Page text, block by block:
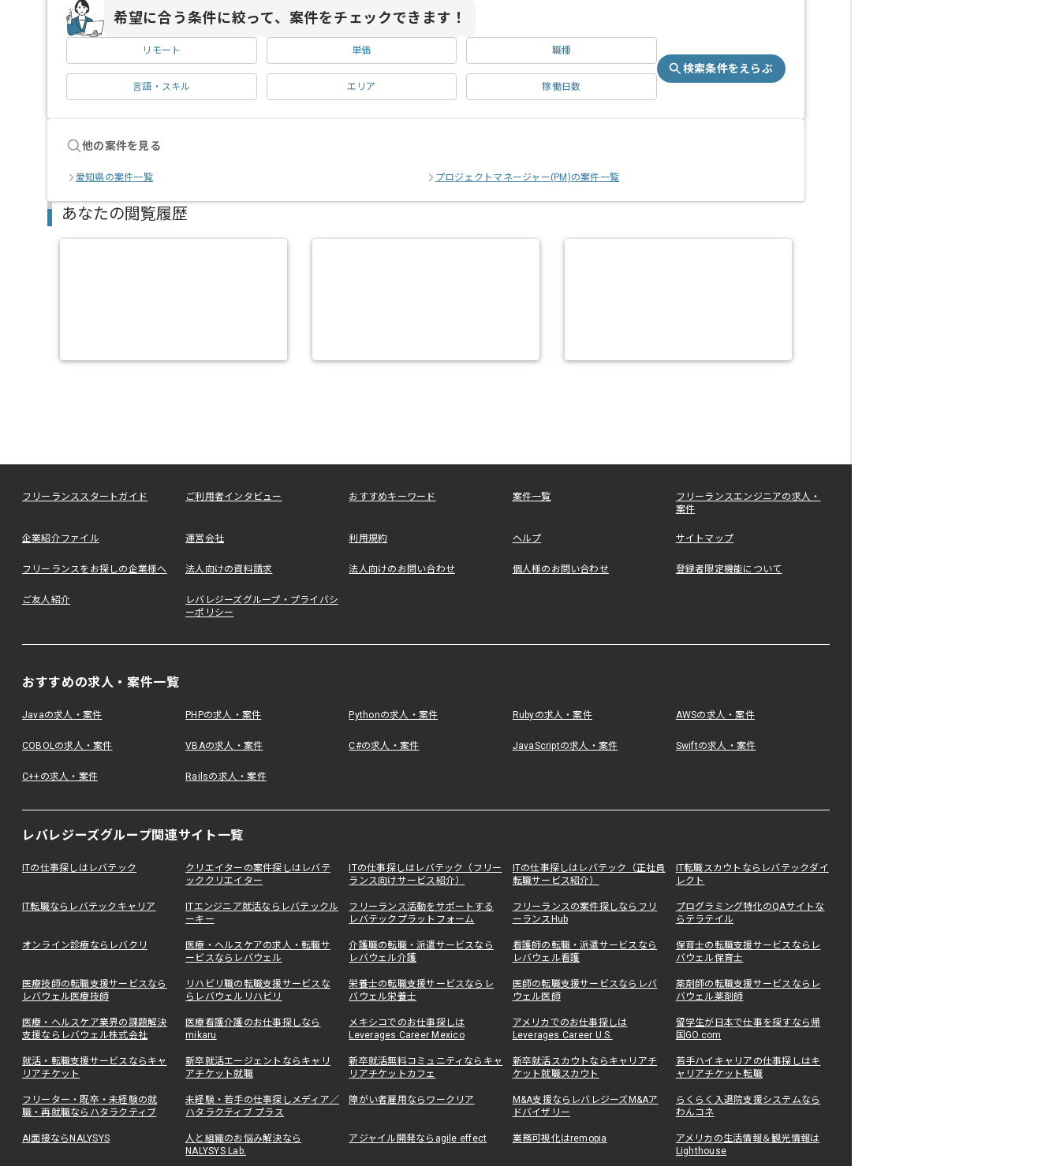
希望に合う条件に絞って、案件をチェックできます！
リモート 単価 職種
言語・スキル エリア 稼働日数
検索条件をえらぶ
他の案件を見る
愛知県の案件一覧 プロジェクトマネージャー(PM)の案件一覧
あなたの閲覧履歴
フリーランススタートガイド ご利用者インタビュー おすすめキーワード 案件一覧
フリーランスエンジニアの求人・
案件
企業紹介ファイル 運営会社 利用規約 ヘルプ サイトマップ
フリーランスをお探しの企業様へ 法人向けの資料請求 法人向けのお問い合わせ 個人様のお問い合わせ 登録者限定機能について
ご友人紹介
レバレジーズグループ・プライバシ
ーポリシー
おすすめの求人・案件一覧
Javaの求人・案件 PHPの求人・案件 Pythonの求人・案件 Rubyの求人・案件 AWSの求人・案件
COBOLの求人・案件 VBAの求人・案件 C#の求人・案件 JavaScriptの求人・案件 Swiftの求人・案件
C++の求人・案件 Railsの求人・案件
レバレジーズグループ関連サイト一覧
ITの仕事探しはレバテック
クリエイターの案件探しはレバテ
ッククリエイター
ITの仕事探しはレバテック（フリー
ランス向けサービス紹介）
ITの仕事探しはレバテック（正社員
転職サービス紹介）
IT転職スカウトならレバテックダイ
レクト
IT転職ならレバテックキャリア
ITエンジニア就活ならレバテックル
ーキー
フリーランス活動をサポートする
レバテックプラットフォーム
フリーランスの案件探しならフリ
ーランスHub
プログラミング特化のQAサイトな
らテラテイル
オンライン診療ならレバクリ
医療・ヘルスケアの求人・転職サ
ービスならレバウェル
介護職の転職・派遣サービスなら
レバウェル介護
看護師の転職・派遣サービスなら
レバウェル看護
保育士の転職支援サービスならレ
バウェル保育士
医療技師の転職支援サービスなら
レバウェル医療技師
リハビリ職の転職支援サービスな
らレバウェルリハビリ
栄養士の転職支援サービスならレ
バウェル栄養士
医師の転職支援サービスならレバ
ウェル医師
薬剤師の転職支援サービスならレ
バウェル薬剤師
医療・ヘルスケア業界の課題解決
支援ならレバウェル株式会社
医療看護介護のお仕事探しなら
mikaru
メキシコでのお仕事探しは
Leverages Career Mexico
アメリカでのお仕事探しは
Leverages Career U.S.
留学生が日本で仕事を探すなら帰
国GO.com
就活・転職支援サービスならキャ
リアチケット
新卒就活エージェントならキャリ
アチケット就職
新卒就活無料コミュニティならキャ
リアチケットカフェ
新卒就活スカウトならキャリアチ
ケット就職スカウト
若手ハイキャリアの仕事探しはキ
ャリアチケット転職
フリーター・既卒・未経験の就
職・再就職ならハタラクティブ
未経験・若手の仕事探しメディア／
ハタラクティブ プラス
障がい者雇用ならワークリア
M&A支援ならレバレジーズM&Aア
ドバイザリー
らくらく入退院支援システムなら
わんコネ
AI面接ならNALYSYS
人と組織のお悩み解決なら
NALYSYS Lab.
アジャイル開発ならagile effect 業務可視化はremopia
アメリカの生活情報＆観光情報は
Lighthouse